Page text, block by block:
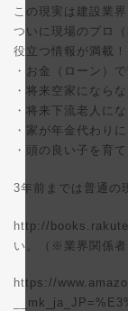
この現実は建設業
ついに現場のプロ
役立つ情報が満載！
・お金（ローン）
・将来空家になら
・将来下流老人に
・家が年金代わり
・頭の良い子を育
3年前までは普通の
http://
い。（※業界関係者
https://